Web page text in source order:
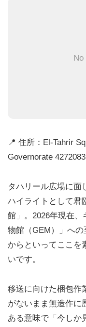
📍 住所：El-Tahrir
Governorate
タハリール広場に面
ハイライトとして君
館」。2026年現在
物館（GEM）」へ
からといってここを
いです。
移送に向けた梱包作
がないまま無造作に
ある意味で「今しか